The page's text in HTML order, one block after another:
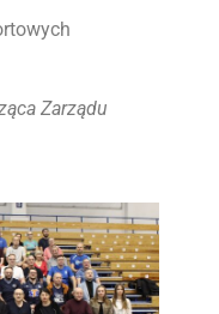
Zarządu